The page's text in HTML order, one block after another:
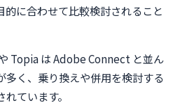
的に合わせて比較検討されること
Topia は Adobe Connect と並ん
多く、乗り換えや併用を検討する
ています。